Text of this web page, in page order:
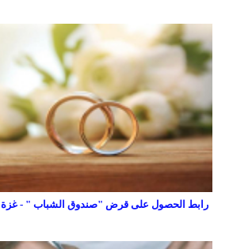
رابط الحصول على قرض "صندوق الشباب " - غزة